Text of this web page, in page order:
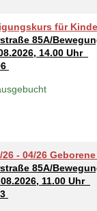
für
85A/
14.00 Uhr
- 04/26 Geborene
85A/
11.00 Uhr